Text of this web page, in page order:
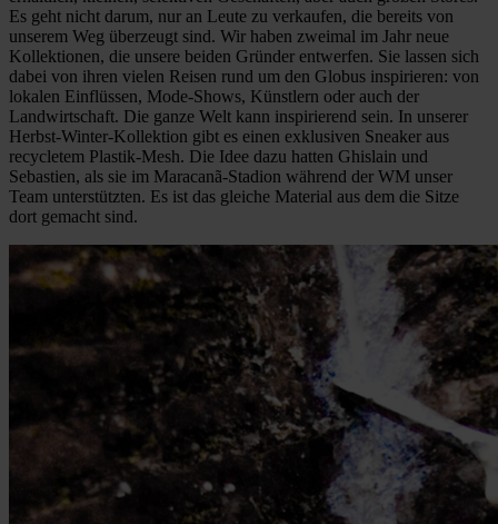
Es geht nicht darum, nur an Leute zu verkaufen, die bereits von
unserem Weg überzeugt sind. Wir haben zweimal im Jahr neue
Kollektionen, die unsere beiden Gründer entwerfen. Sie lassen sich
dabei von ihren vielen Reisen rund um den Globus inspirieren: von
lokalen Einflüssen, Mode-Shows, Künstlern oder auch der
Landwirtschaft. Die ganze Welt kann inspirierend sein. In unserer
Herbst-Winter-Kollektion gibt es einen exklusiven Sneaker aus
recycletem Plastik-Mesh. Die Idee dazu hatten Ghislain und
Sebastien, als sie im Maracanã-Stadion während der WM unser
Team unterstützten. Es ist das gleiche Material aus dem die Sitze
dort gemacht sind.